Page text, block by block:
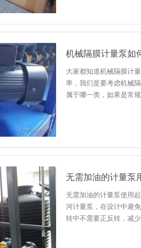
机械隔膜计量泵如
大家都知道机械隔膜计
率，我们是要考虑机械
属于哪一类，如果是常
无需加油的计量泵
无需加油的计量泵使用
河计量泵，在设计中避
转中不需要正反转，减